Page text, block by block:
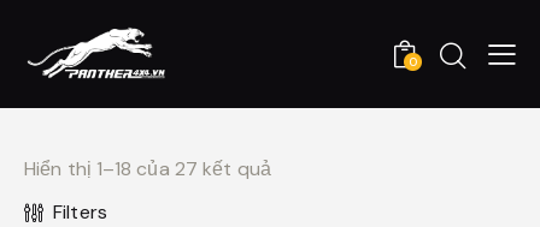
0
Hiển thị 1–18 của 27 kết quả
Filters